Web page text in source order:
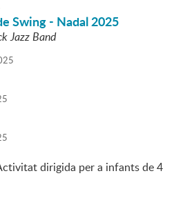
Swing - Nadal 2025
Jazz Band
dirigida per a infants de 4